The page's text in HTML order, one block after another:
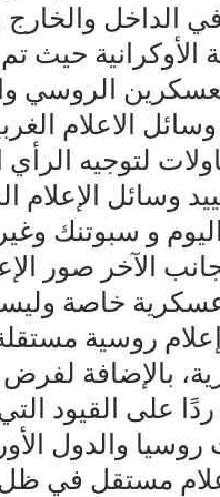
في الداخل
الأوكرانية حيث
الروسي
الاعلام
لتوجيه
وسائل
و سبوتنك
الآخر صور
خاصة
روسية
بالإضافة
ردًا على القيود
روسيا والدول
مستقل في